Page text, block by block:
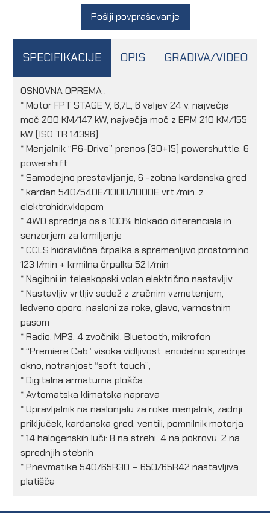
Pošlji povpraševanje
SPECIFIKACIJE OPIS GRADIVA/VIDEO
OSNOVNA OPREMA :
* Motor FPT STAGE V, 6,7L, 6 valjev 24 v, največja
moč 200 KM/147 kW, največja moč z EPM 210 KM/155
kW (ISO TR 14396)
* Menjalnik “P6-Drive” prenos (30+15) powershuttle, 6
powershift
* Samodejno prestavljanje, 6 -zobna kardanska gred
* kardan 540/540E/1000/1000E vrt./min. z
elektrohidr.vklopom
* 4WD sprednja os s 100% blokado diferenciala in
senzorjem za krmiljenje
* CCLS hidravlična črpalka s spremenljivo prostornino
123 l/min + krmilna črpalka 52 l/min
* Nagibni in teleskopski volan električno nastavljiv
* Nastavljiv vrtljiv sedež z zračnim vzmetenjem,
ledveno oporo, nasloni za roke, glavo, varnostnim
pasom
* Radio, MP3, 4 zvočniki, Bluetooth, mikrofon
* “Premiere Cab” visoka vidljivost, enodelno sprednje
okno, notranjost “soft touch”,
* Digitalna armaturna plošča
* Avtomatska klimatska naprava
* Upravljalnik na naslonjalu za roke: menjalnik, zadnji
priključek, kardanska gred, ventili, pomnilnik motorja
* 14 halogenskih luči: 8 na strehi, 4 na pokrovu, 2 na
sprednjih stebrih
* Pnevmatike 540/65R30 – 650/65R42 nastavljiva
platišča